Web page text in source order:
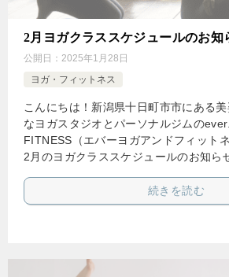
2月ヨガクラススケジュールのお知
公開日： 2025年1月28日
ヨガ・フィットネス
こんにちは！新潟県十日町市市にある
なヨガスタジオとパーソナルジムの
FITNESS（エバーヨガアンドフィット
2月のヨガクラススケジュールのお知
続きを読む